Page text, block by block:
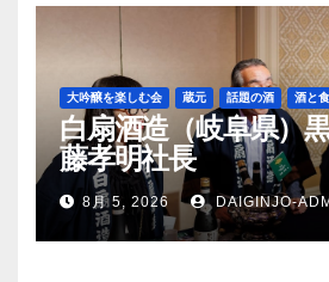
大吟醸を楽しむ会 蔵元 話題の酒 酒と
白扇酒造（岐阜県）
藤孝明社長
8月 5, 2026 DAIGINJO-